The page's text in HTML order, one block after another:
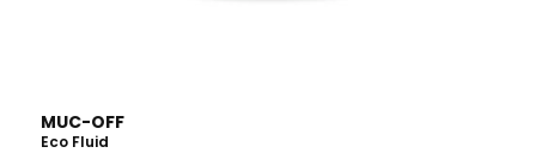
MUC-OFF
Eco Fluid